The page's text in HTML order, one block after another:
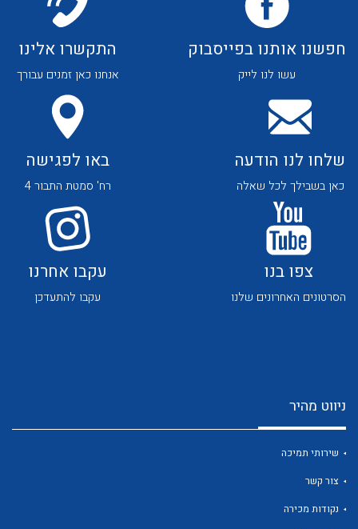
לכל מוצרי היצרן
לכל מוצרי היצרן לכל מוצרי היצרן
לכל מוצרי היצרן
חפשנו אותנו בפייסבוק
עשו לנו לייק
התקשרו אלינו
אנחנו כאן זמנים עבורך
שלחו לנו הודעה
כאן בשבילך לכל שאלה
באו לפגישה
רח' סמטת התבור 4
צפו בנו
הסרטונים האחרונים שלנו
עקבו אחרנו
עקבו להתעדכן
ניווט מהיר
שירותי תמיכה
צור קשר
נקודות מכירה